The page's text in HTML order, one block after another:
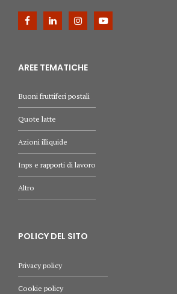
AREE TEMATICHE
Buoni fruttiferi postali
Quote latte
Azioni illiquide
Inps e rapporti di lavoro
Altro
POLICY DEL SITO
Privacy policy
Cookie policy